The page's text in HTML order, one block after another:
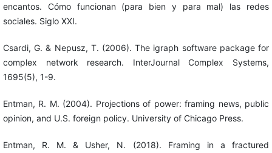
encantos. Cómo funcionan (para bien y para mal) las redes
sociales. Siglo XXI.
Csardi, G. & Nepusz, T. (2006). The igraph software package for
complex network research. InterJournal Complex Systems,
1695(5), 1-9.
Entman, R. M. (2004). Projections of power: framing news, public
opinion, and U.S. foreign policy. University of Chicago Press.
Entman, R. M. & Usher, N. (2018). Framing in a fractured